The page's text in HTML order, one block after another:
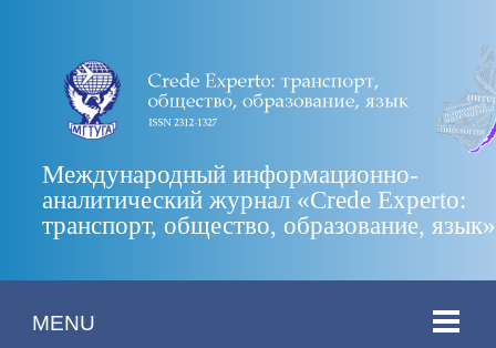
Международный информационно-
аналитический журнал «Crede Experto:
транспорт, общество, образование, язык»
MENU